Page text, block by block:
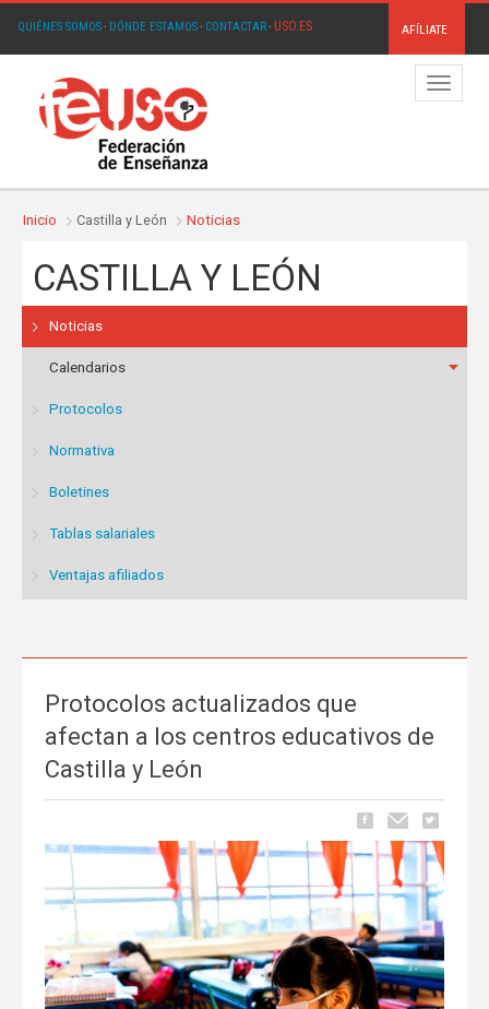
QUIÉNES SOMOS· DÓNDE ESTAMOS· CONTACTAR· USO.ES AFÍLIATE
Menú
Inicio Castilla y León Noticias
CASTILLA Y LEÓN
Noticias
Calendarios
Protocolos
Normativa
Boletines
Tablas salariales
Ventajas afiliados
Protocolos actualizados que
afectan a los centros educativos de
Castilla y León